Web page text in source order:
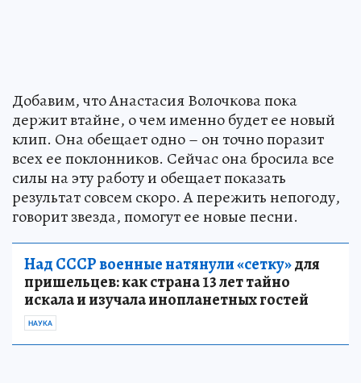
Добавим, что Анастасия Волочкова пока
держит втайне, о чем именно будет ее новый
клип. Она обещает одно – он точно поразит
всех ее поклонников. Сейчас она бросила все
силы на эту работу и обещает показать
результат совсем скоро. А пережить непогоду,
говорит звезда, помогут ее новые песни.
Над СССР военные натянули «сетку»для
пришельцев: как страна 13 лет тайно
искала и изучала инопланетных гостей
НАУКА